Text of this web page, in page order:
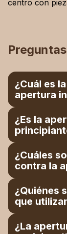
centro con
¿Cuál es
apertura
La idea es
en lugar de
peones
¿Es la
Sí, es buena
enseña a
¿Cuáles
contra la
Las mejores
siciliana
caballos y
¿Quiénes
que
Garry
¿La